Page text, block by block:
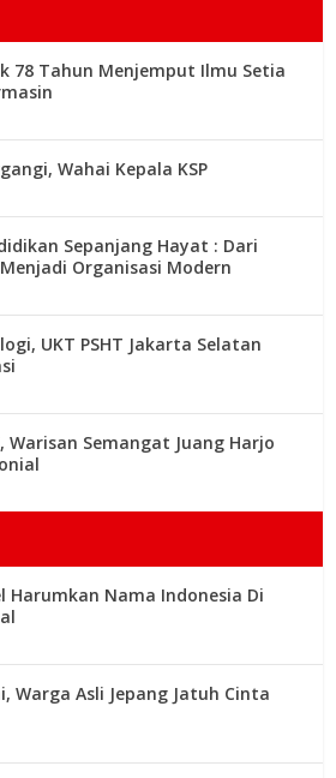
78 Tahun Menjemput Ilmu Setia
Wahai Kepala KSP
Sepanjang Hayat : Dari
Organisasi Modern
UKT PSHT Jakarta Selatan
Warisan Semangat Juang Harjo
Harumkan Nama Indonesia Di
Warga Asli Jepang Jatuh Cinta